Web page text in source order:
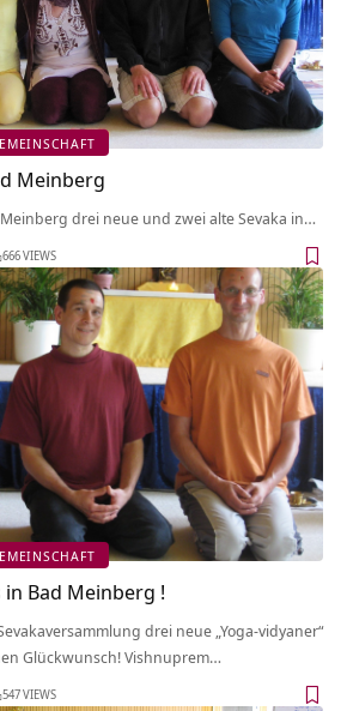
Meinberg
drei neue und zwei alte Sevaka in…
666 VIEWS
in Bad Meinberg !
drei neue „Yoga-vidyaner“
Glückwunsch! Vishnuprem…
547 VIEWS